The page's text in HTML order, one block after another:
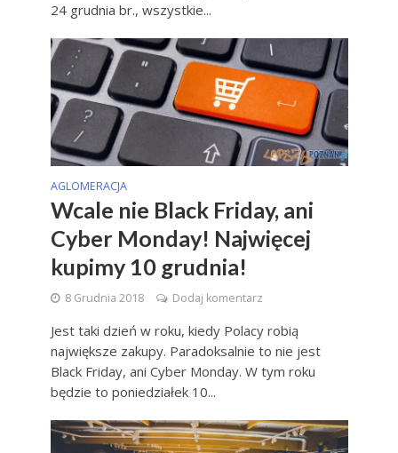
24 grudnia br., wszystkie...
AGLOMERACJA
Wcale nie Black Friday, ani
Cyber Monday! Najwięcej
kupimy 10 grudnia!
8 Grudnia 2018 Dodaj komentarz
Jest taki dzień w roku, kiedy Polacy robią
największe zakupy. Paradoksalnie to nie jest
Black Friday, ani Cyber Monday. W tym roku
będzie to poniedziałek 10...